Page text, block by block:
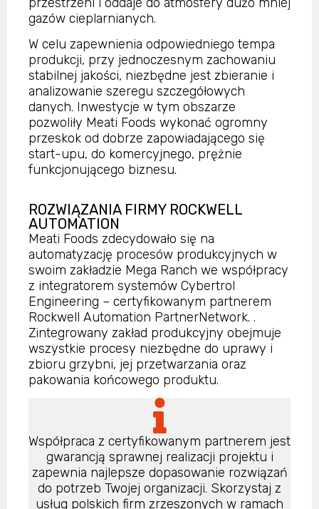
gazów cieplarnianych.
W celu zapewnienia odpowiedniego tempa
produkcji, przy jednoczesnym zachowaniu
stabilnej jakości, niezbędne jest zbieranie i
analizowanie szeregu szczegółowych
danych. Inwestycje w tym obszarze
pozwoliły Meati Foods wykonać ogromny
przeskok od dobrze zapowiadającego się
start-upu, do komercyjnego, prężnie
funkcjonującego biznesu.
ROZWIĄZANIA FIRMY ROCKWELL
AUTOMATION
Meati Foods zdecydowało się na
automatyzację procesów produkcyjnych w
swoim zakładzie Mega Ranch we współpracy
z integratorem systemów Cybertrol
Engineering – certyfikowanym partnerem
Rockwell Automation PartnerNetwork. .
Zintegrowany zakład produkcyjny obejmuje
wszystkie procesy niezbędne do uprawy i
zbioru grzybni, jej przetwarzania oraz
pakowania końcowego produktu.
Współpraca z certyfikowanym partnerem jest
gwarancją sprawnej realizacji projektu i
zapewnia najlepsze dopasowanie rozwiązań
do potrzeb Twojej organizacji. Skorzystaj z
usług polskich firm zrzeszonych w ramach